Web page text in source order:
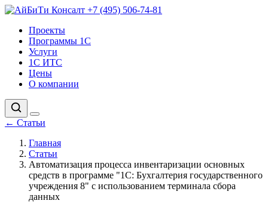
+7 (495) 506-74-81
Проекты
Программы 1С
Услуги
1С ИТС
Цены
О компании
← Статьи
Главная
Статьи
Автоматизация процесса инвентаризации основных
средств в программе "1С: Бухгалтерия государственного
учреждения 8" с использованием терминала сбора
данных